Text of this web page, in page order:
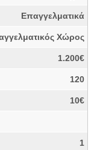
Επαγγελματικά
Χώρος
1.200€
120
10€
1